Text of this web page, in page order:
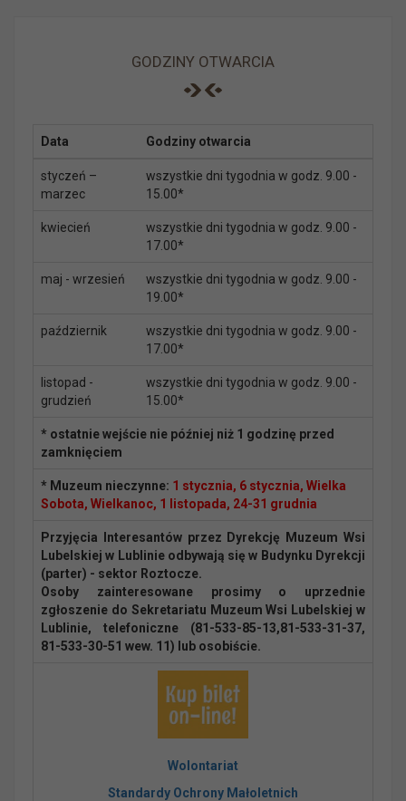
GODZINY OTWARCIA
Data Godziny otwarcia
styczeń –
marzec
wszystkie dni tygodnia w godz. 9.00 -
15.00*
kwiecień
wszystkie dni tygodnia w godz. 9.00 -
17.00*
maj - wrzesień
wszystkie dni tygodnia w godz. 9.00 -
19.00*
październik
wszystkie dni tygodnia w godz. 9.00 -
17.00*
listopad -
grudzień
wszystkie dni tygodnia w godz. 9.00 -
15.00*
* ostatnie wejście nie później niż 1 godzinę przed
zamknięciem
* Muzeum nieczynne: 1 stycznia, 6 stycznia, Wielka
Sobota, Wielkanoc, 1 listopada, 24-31 grudnia
Przyjęcia Interesantów przez Dyrekcję Muzeum Wsi
Lubelskiej w Lublinie odbywają się w Budynku Dyrekcji
(parter) - sektor Roztocze.
Osoby zainteresowane prosimy o uprzednie
zgłoszenie do Sekretariatu Muzeum Wsi Lubelskiej w
Lublinie, telefoniczne (81-533-85-13,81-533-31-37,
81-533-30-51 wew. 11) lub osobiście.
Wolontariat
Standardy Ochrony Małoletnich